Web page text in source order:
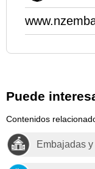
Puede
Contenidos
Embajadas